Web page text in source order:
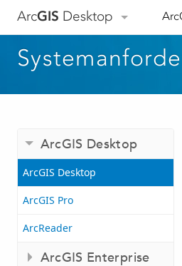
ArcGIS Desktop
ArcGIS Desktop
ArcGIS Desktop
ArcGIS Pro
ArcReader
ArcGIS Enterprise